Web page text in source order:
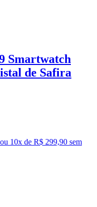
Smartwatch
de Safira
ou 10x de R$ 299,90 sem